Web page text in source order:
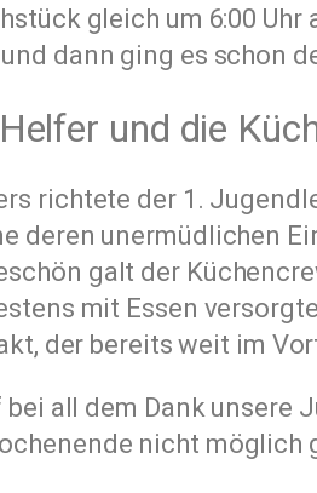
gleich um 6:00
dann ging es schon
und die
richtete der 1.
deren unermüdlichen
galt der
mit Essen
der bereits weit im
all dem Dank unsere
nicht möglich